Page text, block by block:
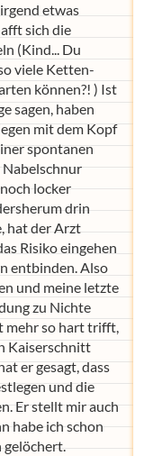
etwas
sich die
(Kind... Du
viele Ketten-
können?! ) Ist
sagen, haben
mit dem Kopf
spontanen
locker
drin
hat der Arzt
Risiko eingehen
entbinden. Also
und meine letzte
zu Nichte
mehr so hart trifft,
Kaiserschnitt
er gesagt, dass
und die
Er stellt mir auch
habe ich schon
gelöchert.